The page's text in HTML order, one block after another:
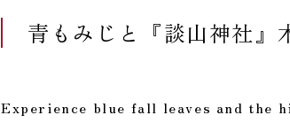
青もみじと『談山神社』
Experience blue fall leaves and the